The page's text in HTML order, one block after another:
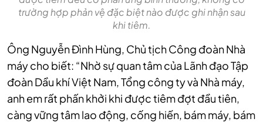
trường hợp phản vệ đặc biệt nào được ghi nhận sau
khi tiêm.
Ông Nguyễn Đình Hùng, Chủ tịch Công đoàn Nhà
máy cho biết: “Nhờ sự quan tâm của Lãnh đạo Tập
đoàn Dầu khí Việt Nam, Tổng công ty và Nhà máy,
anh em rất phấn khởi khi được tiêm đợt đầu tiên,
càng vững tâm lao động, cống hiến, bám máy, bám